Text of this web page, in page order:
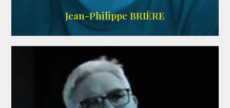
LINKEDIN
Jean-Philippe BRIÈRE